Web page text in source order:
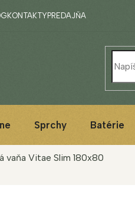
KONTAKTY PREDAJŇA
Sprchy Batérie
vaňa Vitae Slim 180x80